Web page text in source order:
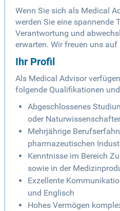
Wenn Sie sich als Medical
werden Sie eine spannende
Verantwortung und
erwarten. Wir freuen uns auf
Ihr Profil
Als Medical Advisor
folgende Qualifikationen
Abgeschlossenes
oder
Mehrjährige
pharmazeutischen
Kenntnisse im Bereich
sowie in der
Exzellente
und Englisch
Hohes Vermögen